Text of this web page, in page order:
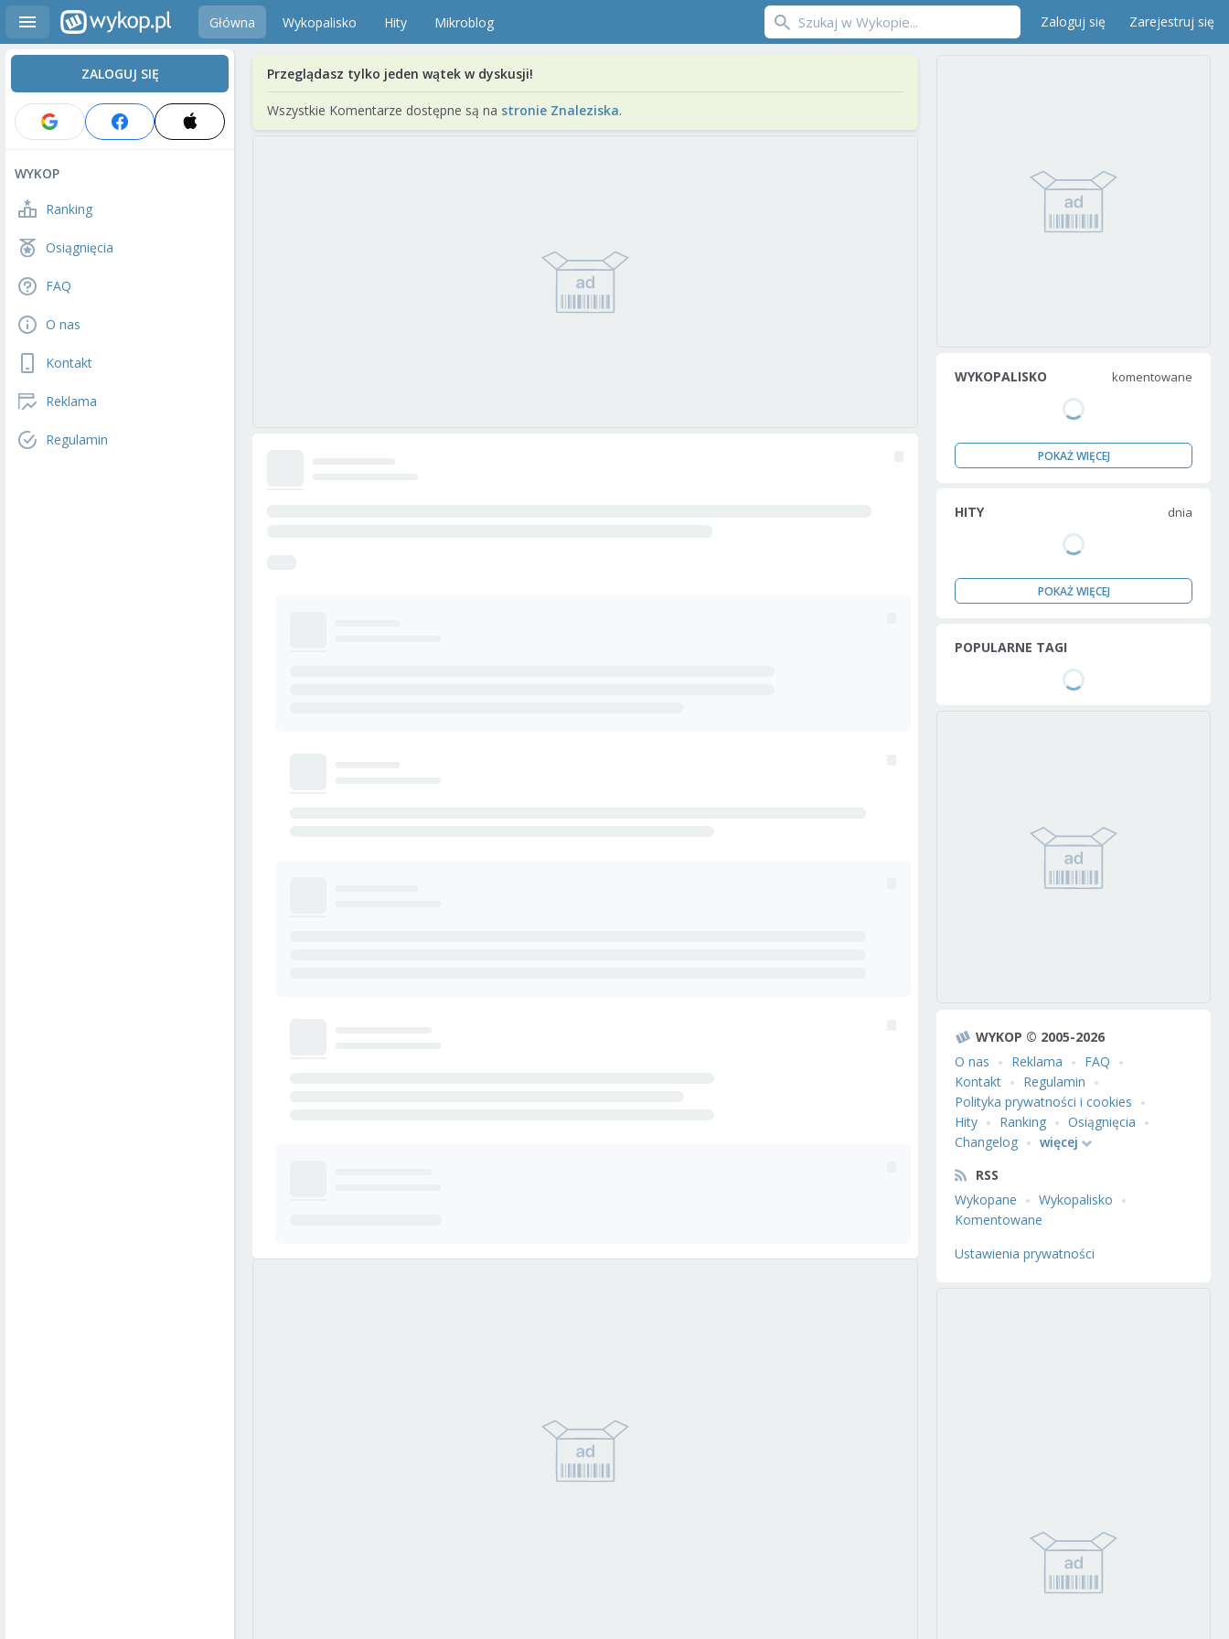
Główna Wykopalisko Hity Mikroblog Zaloguj się Zarejestruj się
ZALOGUJ SIĘ
WYKOP
Ranking
Osiągnięcia
FAQ
O nas
Kontakt
Reklama
Regulamin
Przeglądasz tylko jeden wątek w dyskusji!
Wszystkie Komentarze dostępne są na stronie Znaleziska.
WYKOPALISKO komentowane
POKAŻ WIĘCEJ
HITY dnia
POKAŻ WIĘCEJ
POPULARNE TAGI
WYKOP © 2005-2026
O nas
Reklama
FAQ
Kontakt
Regulamin
Polityka prywatności i cookies
Hity
Ranking
Osiągnięcia
Changelog
więcej
RSS
Wykopane
Wykopalisko
Komentowane
Ustawienia prywatności